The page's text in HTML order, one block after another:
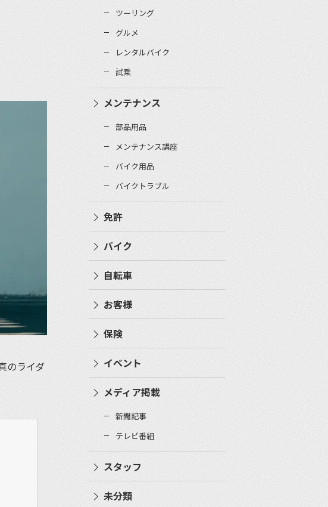
のライダ
ツーリング
グルメ
レンタルバイク
試乗
メンテナンス
部品用品
メンテナンス講座
バイク用品
バイクトラブル
免許
バイク
自転車
お客様
保険
イベント
メディア掲載
新聞記事
テレビ番組
スタッフ
未分類